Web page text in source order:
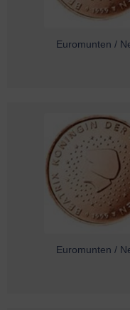
Euromunten /
Euromunten /